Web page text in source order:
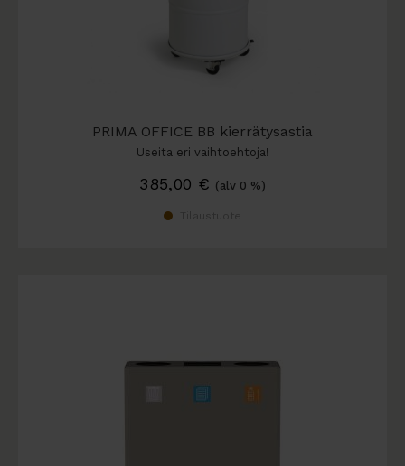
PRIMA OFFICE BB kierrätysastia
Useita eri vaihtoehtoja!
385,00 € (alv 0 %)